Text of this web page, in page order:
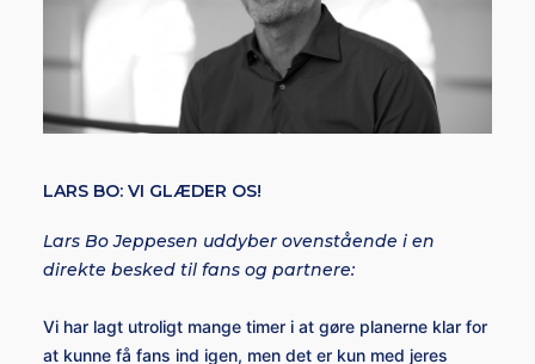
LARS BO: VI GLÆDER OS!
Lars Bo Jeppesen uddyber ovenstående i en
direkte besked til fans og partnere:
Vi har lagt utroligt mange timer i at gøre planerne klar for
at kunne få fans ind igen, men det er kun med jeres